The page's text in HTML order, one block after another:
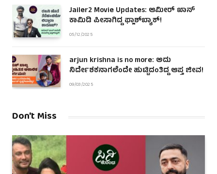
Jailer2 Movie Updates: ಆಮೀರ್ ಖಾನ್
ಕಾಮಿಡಿ ಪೀಸಾಗಿದ್ದ ಫ್ಲಾಶ್‌ಬ್ಯಾಕ್!
05/12/2025
arjun krishna is no more: ಅದು
ನಿರ್ದೇಶಕನಾಗಲೆಂದೇ ಹುಟ್ಟಿದಂತಿದ್ದ ಆಪ್ತ ಜೀವ!
09/03/2025
Don't Miss